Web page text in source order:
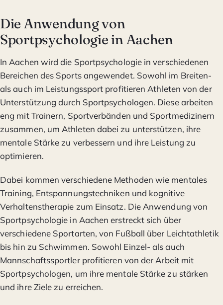
Die Anwendung von
Sportpsychologie in Aachen
In Aachen wird die Sportpsychologie in verschiedenen
Bereichen des Sports angewendet. Sowohl im Breiten-
als auch im Leistungssport profitieren Athleten von der
Unterstützung durch Sportpsychologen. Diese arbeiten
eng mit Trainern, Sportverbänden und Sportmedizinern
zusammen, um Athleten dabei zu unterstützen, ihre
mentale Stärke zu verbessern und ihre Leistung zu
optimieren.
Dabei kommen verschiedene Methoden wie mentales
Training, Entspannungstechniken und kognitive
Verhaltenstherapie zum Einsatz. Die Anwendung von
Sportpsychologie in Aachen erstreckt sich über
verschiedene Sportarten, von Fußball über Leichtathletik
bis hin zu Schwimmen. Sowohl Einzel- als auch
Mannschaftssportler profitieren von der Arbeit mit
Sportpsychologen, um ihre mentale Stärke zu stärken
und ihre Ziele zu erreichen.